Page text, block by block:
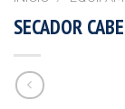
SECADOR